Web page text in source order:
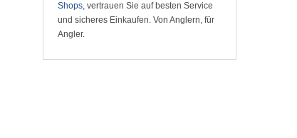
Shops, vertrauen Sie auf besten Service
und sicheres Einkaufen. Von Anglern, für
Angler.